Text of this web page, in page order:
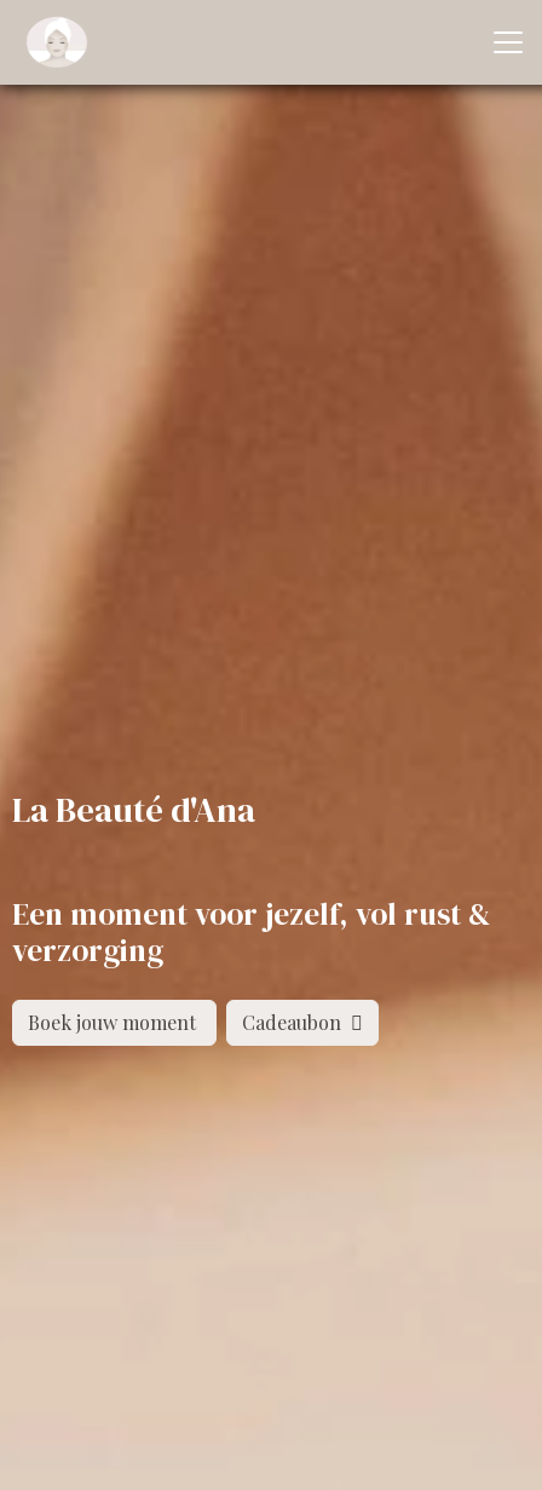
La Beauté d'Ana
Een moment voor jezelf, vol rust &
verzorging
Boek jouw moment Cadeaubon